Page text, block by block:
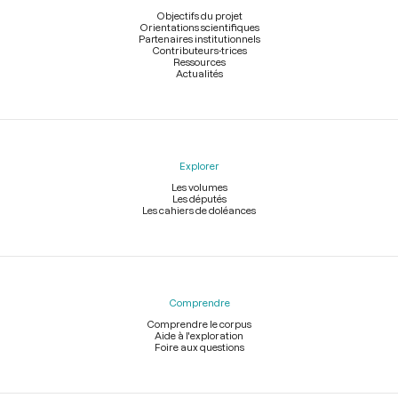
Objectifs du projet
Orientations scientifiques
Partenaires institutionnels
Contributeurs-trices
Ressources
Actualités
Explorer
Les volumes
Les députés
Les cahiers de doléances
Comprendre
Comprendre le corpus
Aide à l'exploration
Foire aux questions